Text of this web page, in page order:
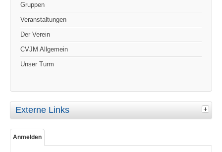
Gruppen
Veranstaltungen
Der Verein
CVJM Allgemein
Unser Turm
Externe Links
Anmelden